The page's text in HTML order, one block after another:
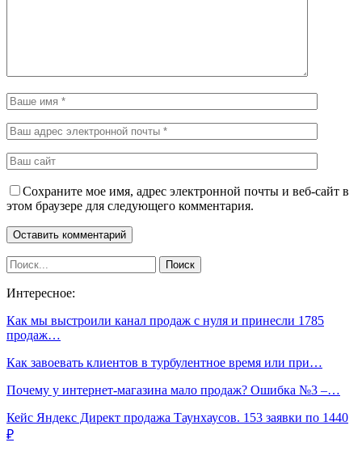
Сохраните мое имя, адрес электронной почты и веб-сайт в
этом браузере для следующего комментария.
Интересное:
Как мы выстроили канал продаж с нуля и принесли 1785
продаж…
Как завоевать клиентов в турбулентное время или при…
Почему у интернет-магазина мало продаж? Ошибка №3 –…
Кейс Яндекс Директ продажа Таунхаусов. 153 заявки по 1440
₽